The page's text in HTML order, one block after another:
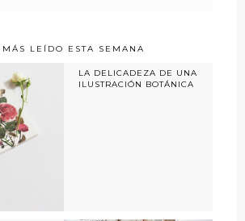
MÁS LEÍDO ESTA SEMANA
LA DELICADEZA DE UNA
ILUSTRACIÓN BOTÁNICA